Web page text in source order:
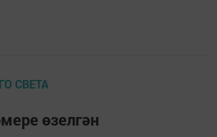
СВЕТА
өзелгән